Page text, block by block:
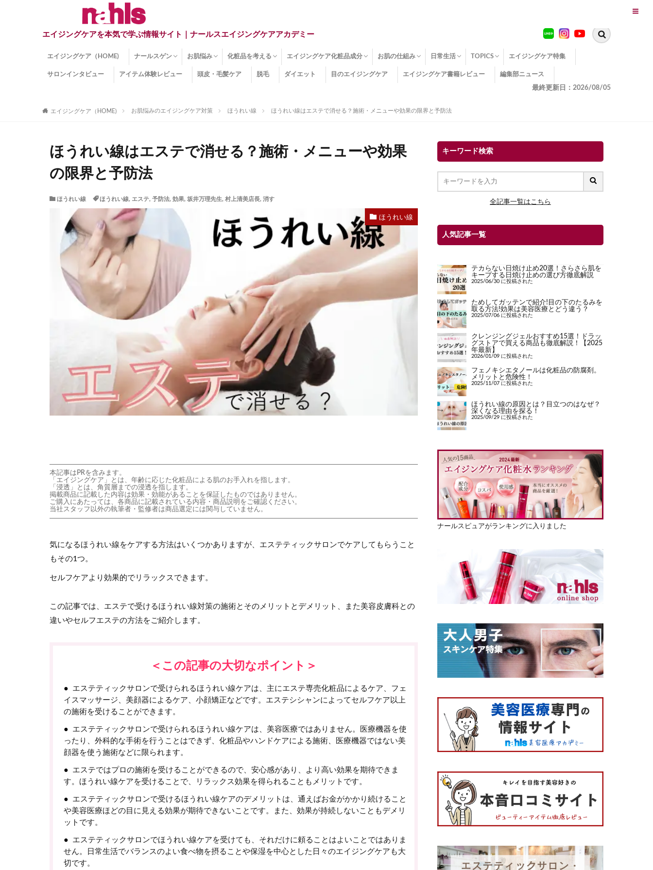
エイジングケアを本気で学ぶ情報サイト｜ナールスエイジングケアアカデミー
エイジングケア（HOME) ナールスゲン
ナールスゲンとは？
ナールスゲン関連成分
お肌悩み
インナードライ肌
くすみ
目の下のクマ
しみ
しわ
顔・頭皮のたるみ
ほうれい線
毛穴
手荒れ
乾燥肌
敏感肌
紫外線ダメージ
薄毛
その他のお肌悩み
化粧品を考える
エイジングケア化粧品
化粧水
美容液
保湿クリーム
酵素洗顔
ハンドクリーム
フェイスマスク
ほうれい線化粧品
コラーゲン化粧品
メイク化粧品
洗顔・クレンジング
オールインワン化粧品
その他の化粧品
エイジングケア化粧品成分
エイジングケア化粧品(成分)
セラミド
ネオダーミル
プロテオグリカン
ビタミンC誘導体
コラーゲン
その他の化粧品成分
お肌の仕組み
エイジング
ターンオーバー
皮下組織
表皮
真皮
表皮常在菌
女性ホルモン
その他
日常生活
糖化
便秘
TOPICS
エイジングケア TOPICS
コラーゲンサプリの効果
エイジングケアクイズ
季節別のエイジングケア
幸福とエイジングケア
温活でアンチエイジング
イオン導入
エイジングケア3つのポイント
エイジングケアセミナー
エイジングケアトピックス
動画でみるエイジングケア
エイジングケア特集
サロンインタビュー アイテム体験レビュー 頭皮・毛髪ケア 脱毛 ダイエット 目のエイジングケア エイジングケア書籍レビュー 編集部ニュース
最終更新日：2026/08/05
エイジングケア（HOME) お肌悩みのエイジングケア対策 ほうれい線 ほうれい線はエステで消せる？施術・メニューや効果の限界と予防法
ほうれい線はエステで消せる？施術・メニューや効果
の限界と予防法
ほうれい線 ほうれい線, エステ, 予防法, 効果, 坂井万理先生, 村上清美店長, 消す
ほうれい線
本記事はPRを含みます。
「エイジングケア」とは、年齢に応じた化粧品による肌のお手入れを指します。
「浸透」とは、角質層までの浸透を指します。
掲載商品に記載した内容は効果・効能があることを保証したものではありません。
ご購入にあたっては、各商品に記載されている内容・商品説明をご確認ください。
当社スタッフ以外の執筆者・監修者は商品選定には関与していません。
気になるほうれい線をケアする方法はいくつかありますが、エステティックサロンでケアしてもらうこと
もその1つ。
セルフケアより効果的でリラックスできます。
この記事では、エステで受けるほうれい線対策の施術とそのメリットとデメリット、また美容皮膚科との
違いやセルフエステの方法をご紹介します。
＜この記事の大切なポイント＞
エステティックサロンで受けられるほうれい線ケアは、主にエステ専売化粧品によるケア、フェ
イスマッサージ、美顔器によるケア、小顔矯正などです。エステシシャンによってセルフケア以上
の施術を受けることができます。
エステティックサロンで受けられるほうれい線ケアは、美容医療ではありません。医療機器を使
ったり、外科的な手術を行うことはできず、化粧品やハンドケアによる施術、医療機器ではない美
顔器を使う施術などに限られます。
エステではプロの施術を受けることができるので、安心感があり、より高い効果を期待できま
す。ほうれい線ケアを受けることで、リラックス効果を得られることもメリットです。
エステティックサロンで受けるほうれい線ケアのデメリットは、通えばお金がかかり続けること
や美容医療ほどの目に見える効果が期待できないことです。また、効果が持続しないこともデメリ
ットです。
エステティックサロンでほうれい線ケアを受けても、それだけに頼ることはよいことではありま
せん。日常生活でバランスのよい食べ物を摂ることや保湿を中心とした日々のエイジングケアも大
切です。
キーワード検索
全記事一覧はこちら
人気記事一覧
テカらない日焼け止め20選！さらさら肌を
キープする日焼け止めの選び方徹底解説
2025/06/30 に投稿された
ためしてガッテンで紹介!目の下のたるみを
取る方法!効果は美容医療とどう違う？
2025/07/06 に投稿された
クレンジングジェルおすすめ15選！ドラッ
グストアで買える商品も徹底解説！【2025
年最新】
2026/01/09 に投稿された
フェノキシエタノールは化粧品の防腐剤。
メリットと危険性！
2025/11/07 に投稿された
ほうれい線の原因とは？目立つのはなぜ？
深くなる理由を探る！
2025/09/29 に投稿された
ナールスピュアがランキングに入りました